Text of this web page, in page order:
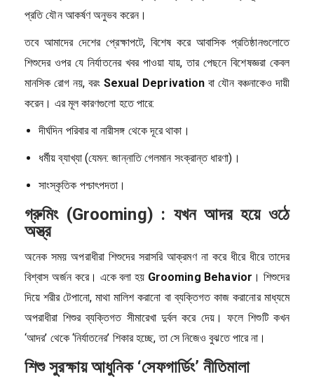
প্রতি যৌন আকর্ষণ অনুভব করেন।
তবে আমাদের দেশের প্রেক্ষাপটে, বিশেষ করে আবাসিক প্রতিষ্ঠানগুলোতে
শিশুদের ওপর যে নির্যাতনের খবর পাওয়া যায়, তার পেছনে বিশেষজ্ঞরা কেবল
মানসিক রোগ নয়, বরং Sexual Deprivation বা যৌন বঞ্চনাকেও দায়ী
করেন। এর মূল কারণগুলো হতে পারে:
দীর্ঘদিন পরিবার বা নারীসঙ্গ থেকে দূরে থাকা।
ধর্মীয় ব্যাখ্যা (যেমন: জান্নাতি গেলমান সংক্রান্ত ধারণা)।
সাংস্কৃতিক পশ্চাৎপদতা।
গ্রুমিং (Grooming) : যখন আদর হয়ে ওঠে
অস্ত্র
অনেক সময় অপরাধীরা শিশুদের সরাসরি আক্রমণ না করে ধীরে ধীরে তাদের
বিশ্বাস অর্জন করে। একে বলা হয় Grooming Behavior । শিশুদের
দিয়ে শরীর টেপানো, মাথা মালিশ করানো বা ব্যক্তিগত কাজ করানোর মাধ্যমে
অপরাধীরা শিশুর ব্যক্তিগত সীমারেখা দুর্বল করে দেয়। ফলে শিশুটি কখন
‘আদর’ থেকে ‘নির্যাতনের’ শিকার হচ্ছে, তা সে নিজেও বুঝতে পারে না।
শিশু সুরক্ষায় আধুনিক ‘সেফগার্ডিং’ নীতিমালা